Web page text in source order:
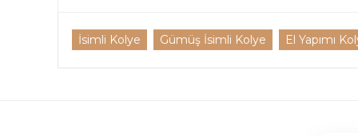
İsimli Kolye Gümüş İsimli Kolye El Yapımı